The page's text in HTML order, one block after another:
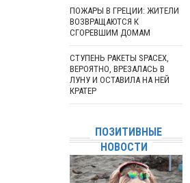
ПОЖАРЫ В ГРЕЦИИ: ЖИТЕЛИ
ВОЗВРАЩАЮТСЯ К
СГОРЕВШИМ ДОМАМ
СТУПЕНЬ РАКЕТЫ SPACEX,
ВЕРОЯТНО, ВРЕЗАЛАСЬ В
ЛУНУ И ОСТАВИЛА НА НЕЙ
КРАТЕР
ПОЗИТИВНЫЕ
НОВОСТИ